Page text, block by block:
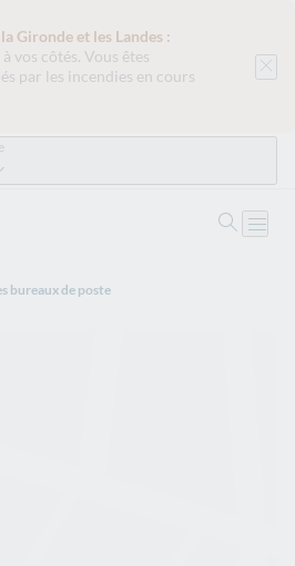
Gironde et les Landes :
à vos côtés. Vous êtes
par les incendies en cours
bureaux de poste